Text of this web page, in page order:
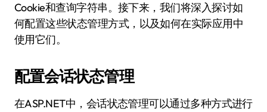
Cookie和查询字符串。接下来，我们将深入探讨如
何配置这些状态管理方式，以及如何在实际应用中
使用它们。
配置会话状态管理
在ASP.NET中，会话状态管理可以通过多种方式进行